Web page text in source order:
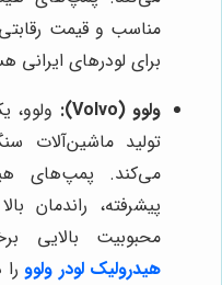
مناسب و قیمت
برای لودرهای ایرانی
ولوو (Volvo):
تولید ماشین‌آلات
می‌کند. پمپ‌های
پیشرفته، راندمان
محبوبیت بالایی
هیدرولیک لودر ولوو